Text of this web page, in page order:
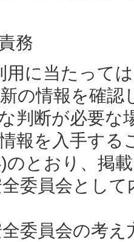
務
に当たって
の情報を確認
判断が必要
報を入手する
とおり、掲
員会として
員会の考え